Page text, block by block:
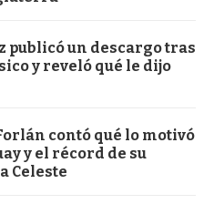
publicó un descargo tras
y reveló qué le dijo
contó qué lo motivó
y el récord de su
Celeste